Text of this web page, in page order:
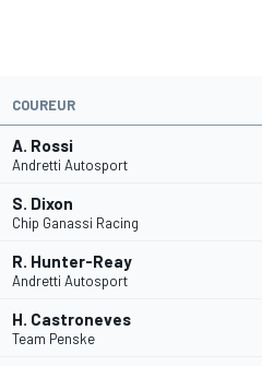
COUREUR
A. Rossi
Andretti Autosport
S. Dixon
Chip Ganassi Racing
R. Hunter-Reay
Andretti Autosport
H. Castroneves
Team Penske